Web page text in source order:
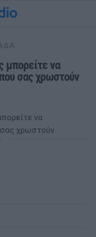
μπορείτε να
σας χρωστούν